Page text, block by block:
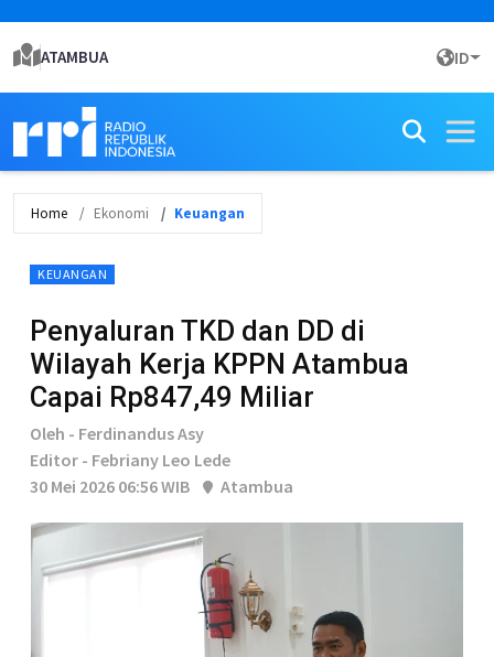
ATAMBUA ID
Home Ekonomi Keuangan
KEUANGAN
Penyaluran TKD dan DD di
Wilayah Kerja KPPN Atambua
Capai Rp847,49 Miliar
Oleh - Ferdinandus Asy
Editor - Febriany Leo Lede
30 Mei 2026 06:56 WIB
Atambua